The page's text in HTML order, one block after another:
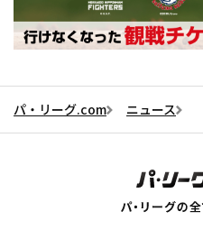
パ・リーグ.com ニュース